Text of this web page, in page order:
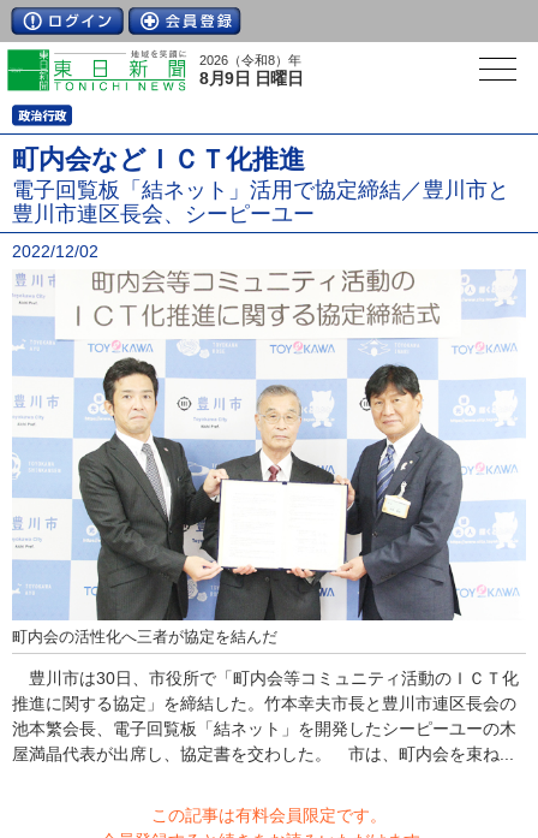
2026（令和8）年
8月9日 日曜日
町内会などＩＣＴ化推進
電子回覧板「結ネット」活用で協定締結／豊川市と
豊川市連区長会、シーピーユー
2022/12/02
町内会の活性化へ三者が協定を結んだ
豊川市は30日、市役所で「町内会等コミュニティ活動のＩＣＴ化
推進に関する協定」を締結した。竹本幸夫市長と豊川市連区長会の
池本繁会長、電子回覧板「結ネット」を開発したシーピーユーの木
屋満晶代表が出席し、協定書を交わした。 市は、町内会を束ね...
この記事は有料会員限定です。